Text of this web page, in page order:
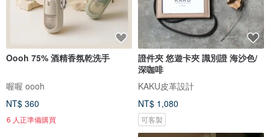
Oooh 75% 酒精香氛乾洗手
喔喔 oooh
NT$ 360
6 人正準備購買
證件夾 悠遊卡夾 識別證 海沙色/
深咖啡
KAKU皮革設計
NT$ 1,080
可客製